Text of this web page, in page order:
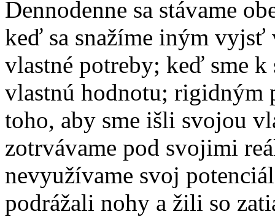
Dennodenne sa stávame
keď sa snažíme iným vyjsť
vlastné potreby; keď sme
vlastnú hodnotu; rigidným
toho, aby sme išli svojou
zotrvávame pod svojimi
nevyužívame svoj
podrážali nohy a žili so